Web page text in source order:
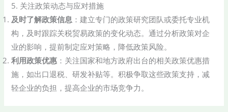
5. 关注政策动态与应对措施
及时了解政策信息 ：建立专门的政策研究团队或委托专业机
构，及时跟踪关税贸易政策的变化动态。通过分析政策对企
业的影响，提前制定应对策略，降低政策风险。
利用政策优惠 ：关注国家和地方政府出台的相关政策优惠措
施，如出口退税、研发补贴等。积极争取这些政策支持，减
轻企业的负担，提高企业的市场竞争力。